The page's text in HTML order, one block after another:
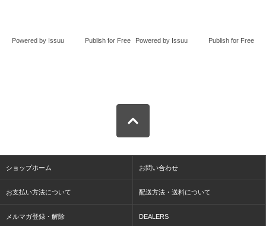
Powered by Issuu Publish for Free Powered by Issuu Publish for Free
ショップホーム お問い合わせ
お支払い方法について 配送方法・送料について
メルマガ登録・解除 DEALERS